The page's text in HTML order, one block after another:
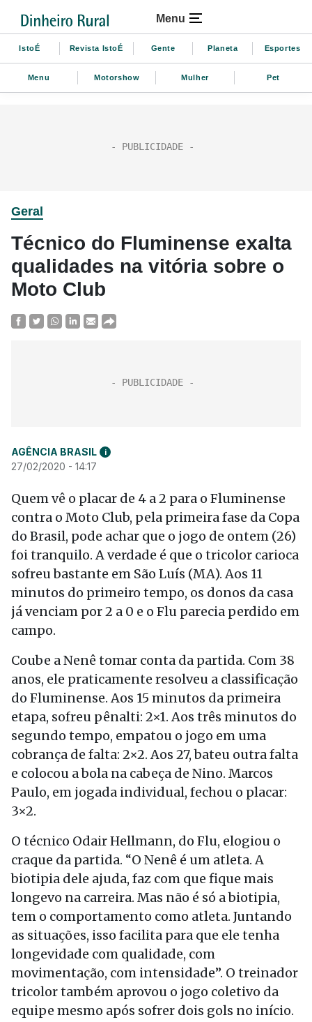
Menu
IstoÉ Revista IstoÉ Gente Planeta Esportes
Menu Motorshow Mulher Pet
Geral
Técnico do Fluminense exalta
qualidades na vitória sobre o
Moto Club
AGÊNCIA BRASIL i
27/02/2020 - 14:17
Quem vê o placar de 4 a 2 para o Fluminense
contra o Moto Club, pela primeira fase da Copa
do Brasil, pode achar que o jogo de ontem (26)
foi tranquilo. A verdade é que o tricolor carioca
sofreu bastante em São Luís (MA). Aos 11
minutos do primeiro tempo, os donos da casa
já venciam por 2 a 0 e o Flu parecia perdido em
campo.
Coube a Nenê tomar conta da partida. Com 38
anos, ele praticamente resolveu a classificação
do Fluminense. Aos 15 minutos da primeira
etapa, sofreu pênalti: 2×1. Aos três minutos do
segundo tempo, empatou o jogo em uma
cobrança de falta: 2×2. Aos 27, bateu outra falta
e colocou a bola na cabeça de Nino. Marcos
Paulo, em jogada individual, fechou o placar:
3×2.
O técnico Odair Hellmann, do Flu, elogiou o
craque da partida. “O Nenê é um atleta. A
biotipia dele ajuda, faz com que fique mais
longevo na carreira. Mas não é só a biotipia,
tem o comportamento como atleta. Juntando
as situações, isso facilita para que ele tenha
longevidade com qualidade, com
movimentação, com intensidade”. O treinador
tricolor também aprovou o jogo coletivo da
equipe mesmo após sofrer dois gols no início.